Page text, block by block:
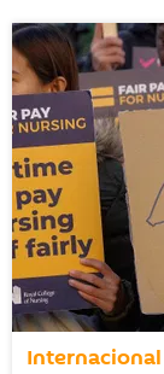
Internacional